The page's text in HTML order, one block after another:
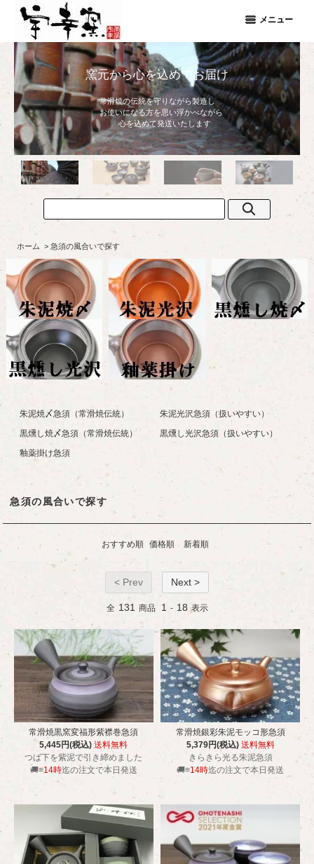
メニュー
普段使いの
心地よさ
ホーム >急須の風合いで探す
朱泥焼〆急須（常滑焼伝統）
朱泥光沢急須（扱いやすい）
黒燻し焼〆急須（常滑焼伝統）
黒燻し光沢急須（扱いやすい）
釉薬掛け急須
急須の風合いで探す
おすすめ順 価格順 新着順
< Prev Next >
全 131 商品 1 - 18 表示
常滑焼黒窯変福形紫襟巻急須
5,445円(税込)送料無料
つば下を紫泥で引き締めました
🚚≡14時迄の注文で本日発送
常滑焼銀彩朱泥モッコ形急須
5,379円(税込) 送料無料
きらきら光る朱泥急須
🚚≡14時迄の注文で本日発送